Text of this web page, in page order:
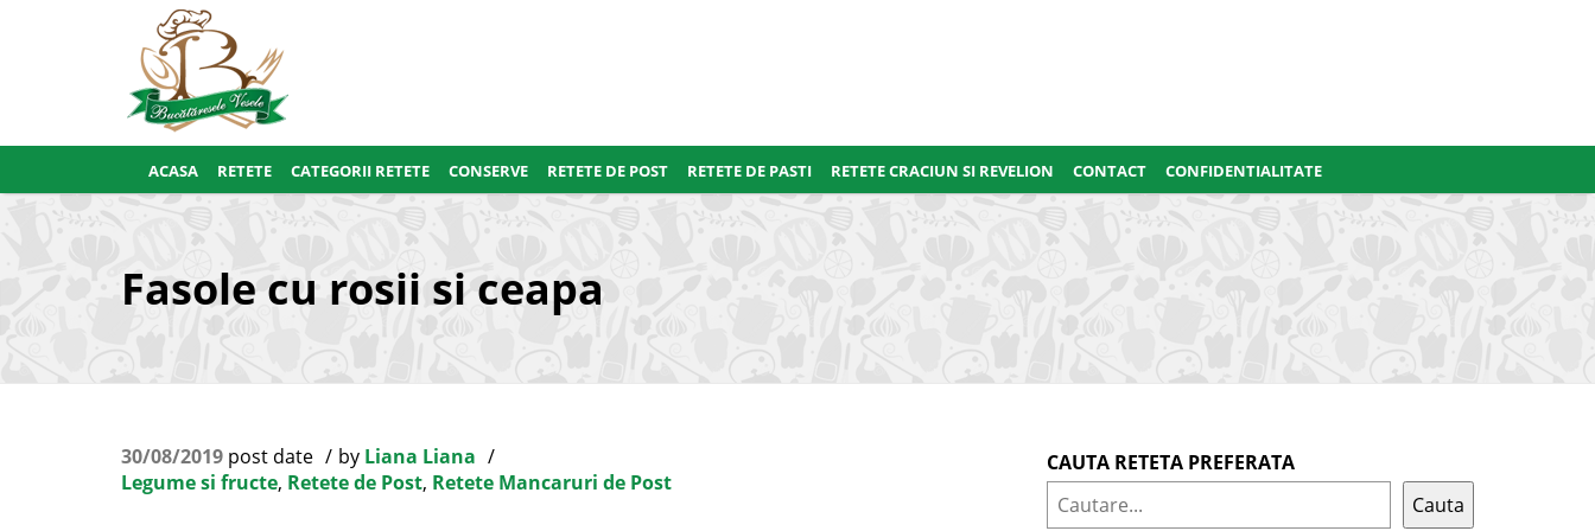
ACASA RETETE CATEGORII RETETE CONSERVE RETETE DE POST RETETE DE PASTI RETETE CRACIUN SI REVELION CONTACT CONFIDENTIALITATE
Fasole cu rosii si ceapa
30/08/2019 post date by Liana Liana
Legume si fructe, Retete de Post, Retete Mancaruri de Post
CAUTA RETETA PREFERATA
Cauta